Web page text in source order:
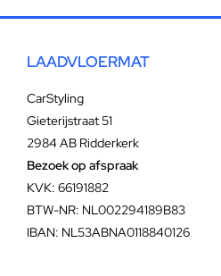
LAADVLOERMAT
CarStyling
Gieterijstraat 51
2984 AB Ridderkerk
Bezoek op afspraak
KVK: 66191882
BTW-NR: NL002294189B83
IBAN: NL53ABNA0118840126